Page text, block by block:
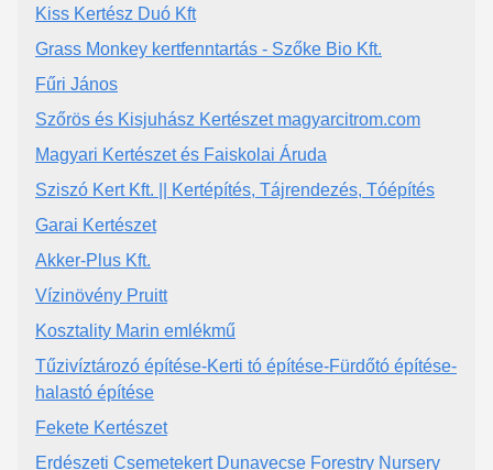
Kiss Kertész Duó Kft
Grass Monkey kertfenntartás - Szőke Bio Kft.
Fűri János
Szőrös és Kisjuhász Kertészet magyarcitrom.com
Magyari Kertészet és Faiskolai Áruda
Sziszó Kert Kft. || Kertépítés, Tájrendezés, Tóépítés
Garai Kertészet
Akker-Plus Kft.
Vízinövény Pruitt
Kosztality Marin emlékmű
Tűzivíztározó építése-Kerti tó építése-Fürdőtó építése-
halastó építése
Fekete Kertészet
Erdészeti Csemetekert Dunavecse Forestry Nursery